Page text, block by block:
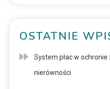
OSTATNIE
System płac w
nierówności